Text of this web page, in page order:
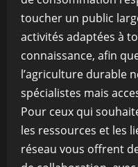
toucher un public
activités adaptées à
connaissance, afin
l’agriculture durable
spécialistes mais
Pour ceux qui
les ressources et les
réseau vous offrent